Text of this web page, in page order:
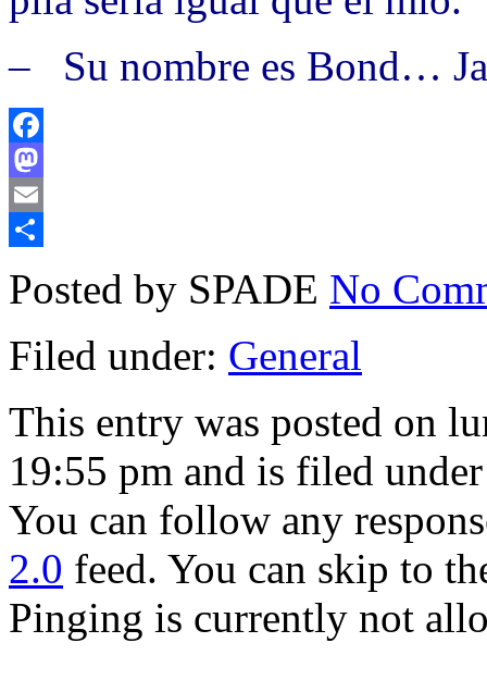
– Su nombre es Bond…
Facebook
Mastodon
Email
Posted by SPADE No
Filed under: General
This entry was posted on
19:55 pm and is filed
You can follow any
2.0 feed. You can skip to
Pinging is currently not